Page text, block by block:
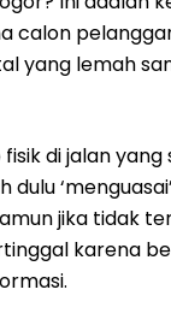
calon
yang lemah
di jalan
jika tidak
karena